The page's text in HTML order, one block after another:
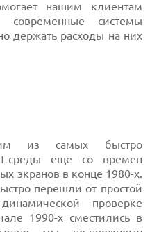
нашим клиентам
современные системы
держать расходы на них
из самых быстро
среды еще со времен
экранов в конце 1980-х.
перешли от простой
проверке
1990-х сместились в